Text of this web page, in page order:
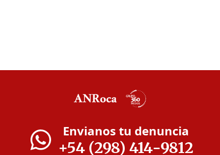
Envianos tu denuncia
+54 (298) 414-9812